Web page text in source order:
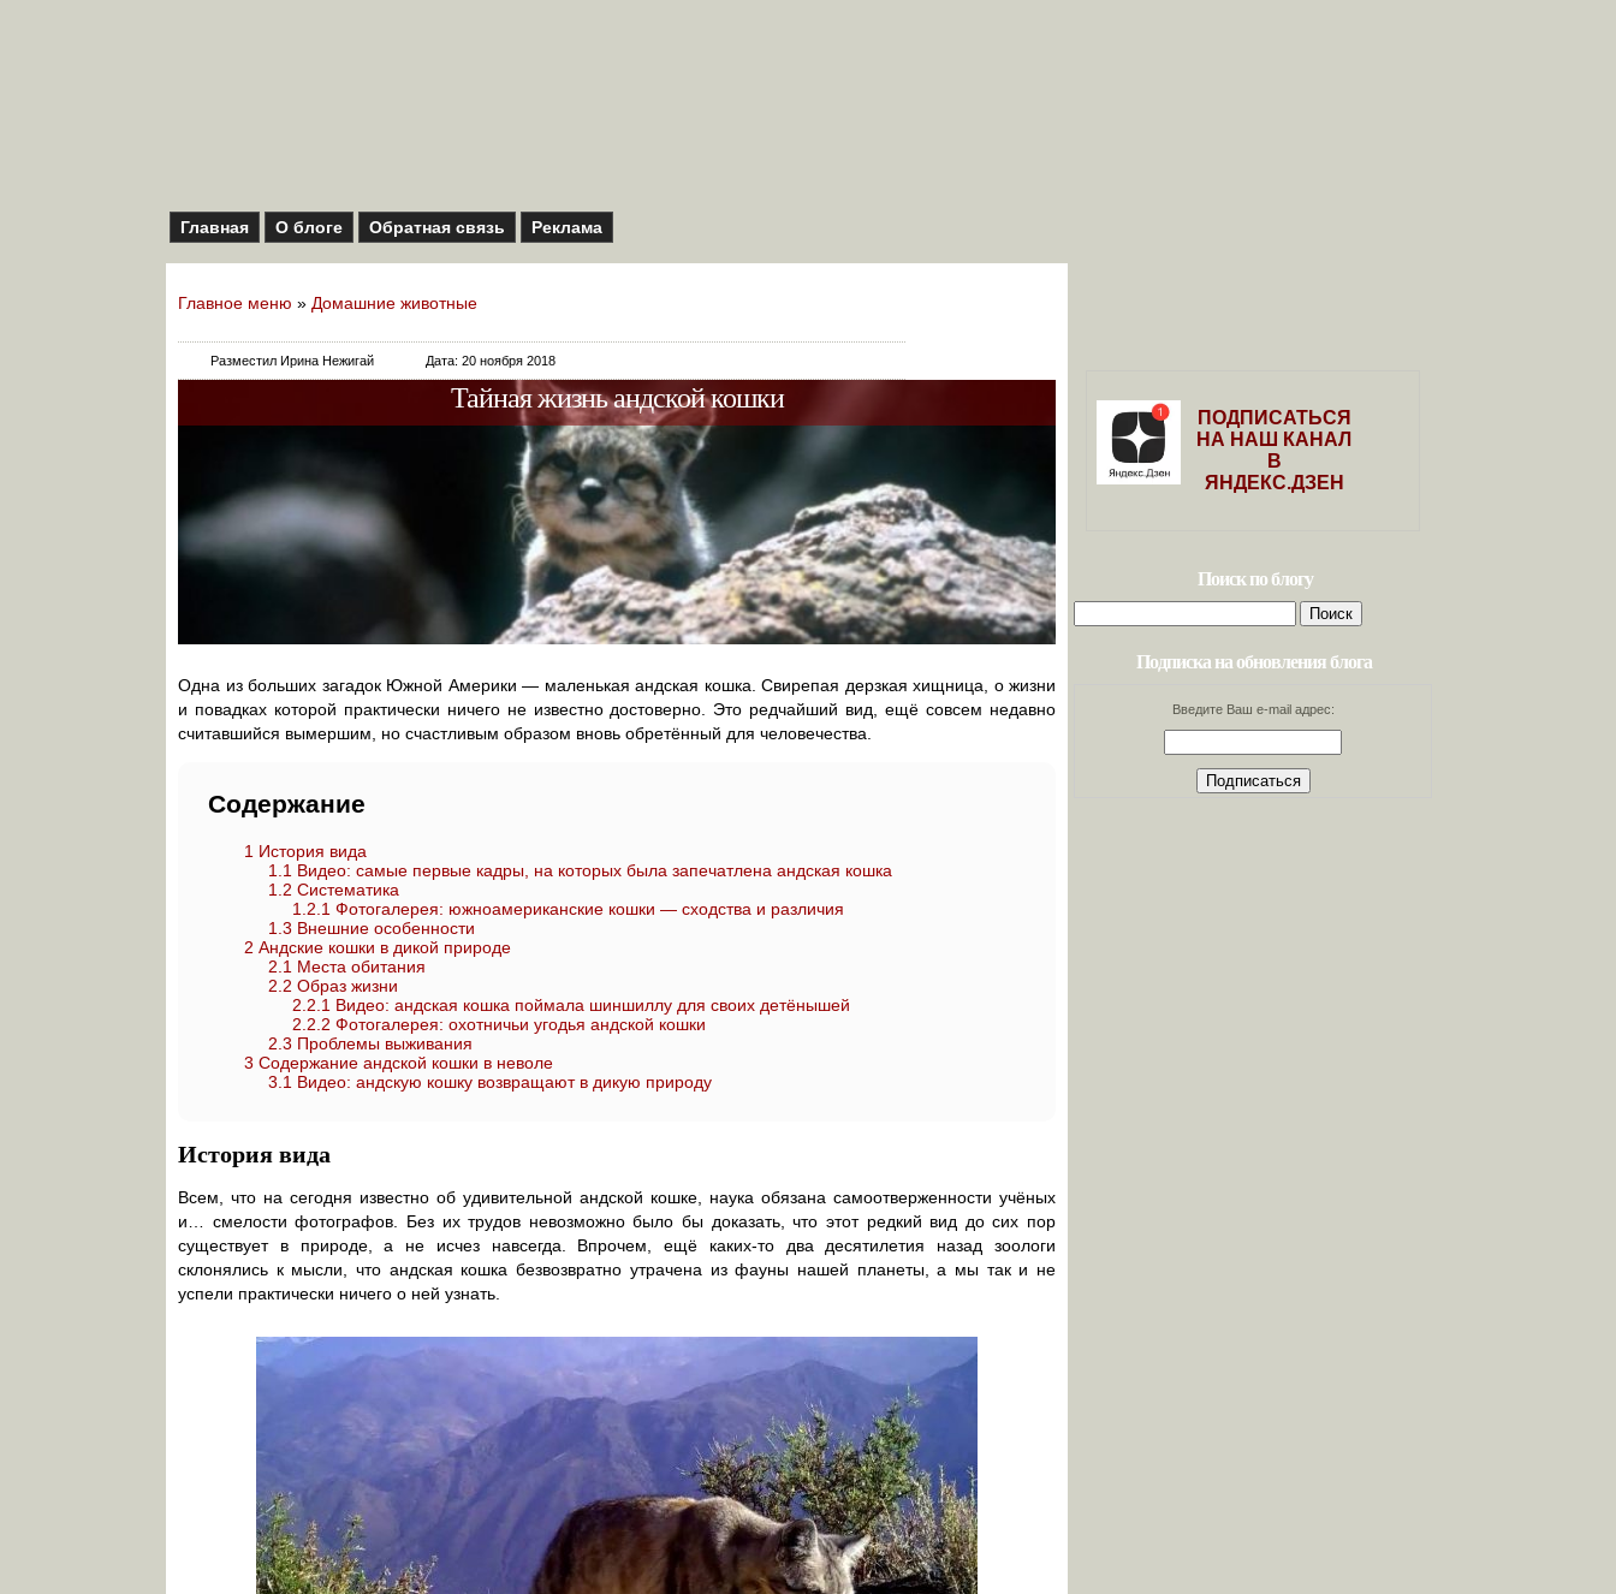
Главная О блоге Обратная связь Реклама
Главное меню » Домашние животные
Разместил Ирина Нежигай Дата: 20 ноября 2018
Тайная жизнь андской кошки
Одна из больших загадок Южной Америки — маленькая андская кошка. Свирепая дерзкая хищница, о жизни
и повадках которой практически ничего не известно достоверно. Это редчайший вид, ещё совсем недавно
считавшийся вымершим, но счастливым образом вновь обретённый для человечества.
Содержание
1 История вида
1.1 Видео: самые первые кадры, на которых была запечатлена андская кошка
1.2 Систематика
1.2.1 Фотогалерея: южноамериканские кошки — сходства и различия
1.3 Внешние особенности
2 Андские кошки в дикой природе
2.1 Места обитания
2.2 Образ жизни
2.2.1 Видео: андская кошка поймала шиншиллу для своих детёнышей
2.2.2 Фотогалерея: охотничьи угодья андской кошки
2.3 Проблемы выживания
3 Содержание андской кошки в неволе
3.1 Видео: андскую кошку возвращают в дикую природу
История вида
Всем, что на сегодня известно об удивительной андской кошке, наука обязана самоотверженности учёных
и… смелости фотографов. Без их трудов невозможно было бы доказать, что этот редкий вид до сих пор
существует в природе, а не исчез навсегда. Впрочем, ещё каких-то два десятилетия назад зоологи
склонялись к мысли, что андская кошка безвозвратно утрачена из фауны нашей планеты, а мы так и не
успели практически ничего о ней узнать.
ПОДПИСАТЬСЯ
НА НАШ КАНАЛ
В
ЯНДЕКС.ДЗЕН
Поиск по блогу
Найти:
Подписка на обновления блога
Введите Ваш e-mail адрес: